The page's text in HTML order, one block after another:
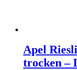
Apel
trocken –